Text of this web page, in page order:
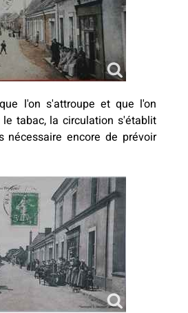
l'on s'attroupe et que l'on
tabac, la circulation s'établit
nécessaire encore de prévoir